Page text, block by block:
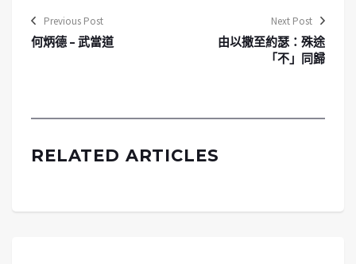
Previous Post
何炳德 – 武當道
Next Post
由以撒至約瑟：殊途
「不」同歸
RELATED ARTICLES